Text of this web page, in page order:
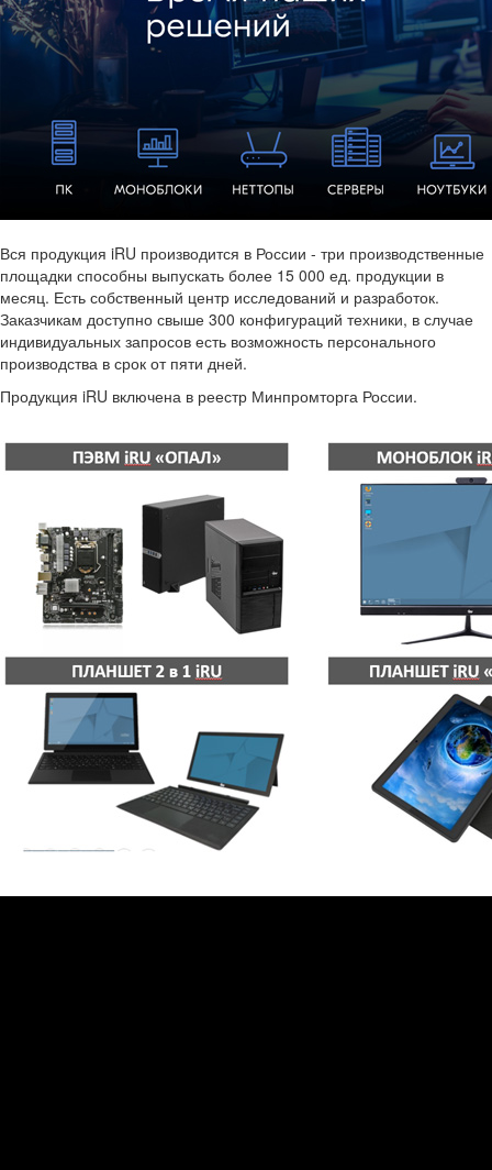
Вся продукция iRU производится в России - три производственные
площадки способны выпускать более 15 000 ед. продукции в
месяц. Есть собственный центр исследований и разработок.
Заказчикам доступно свыше 300 конфигураций техники, в случае
индивидуальных запросов есть возможность персонального
производства в срок от пяти дней.
Продукция iRU включена в реестр Минпромторга России.